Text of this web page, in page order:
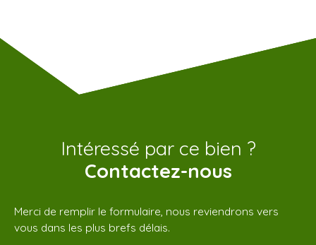
Intéressé par ce bien ?
Contactez-nous
Merci de remplir le formulaire, nous reviendrons vers
vous dans les plus brefs délais.